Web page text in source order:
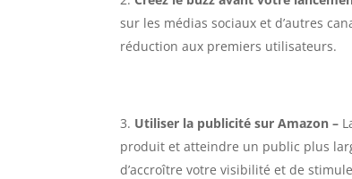
sur les médias sociaux et d’autres
réduction aux premiers utilisateurs.
Utiliser la publicité sur Amazon –
produit et atteindre un public plus
d’accroître votre visibilité et de